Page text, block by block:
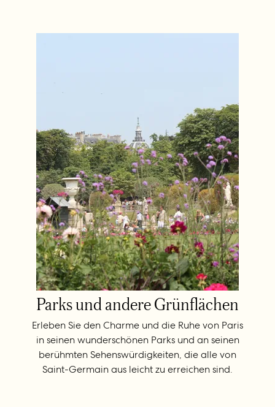
Parks und andere Grünflächen
Erleben Sie den Charme und die Ruhe von Paris
in seinen wunderschönen Parks und an seinen
berühmten Sehenswürdigkeiten, die alle von
Saint-Germain aus leicht zu erreichen sind.